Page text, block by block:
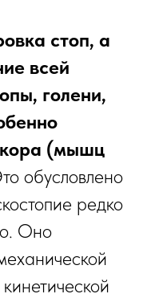
стоп, а
всей
голени,
кора (мышц
обусловлено
редко
Оно